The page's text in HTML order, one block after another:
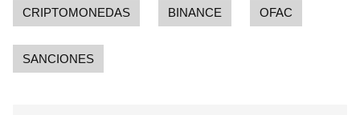
CRIPTOMONEDAS BINANCE OFAC
SANCIONES